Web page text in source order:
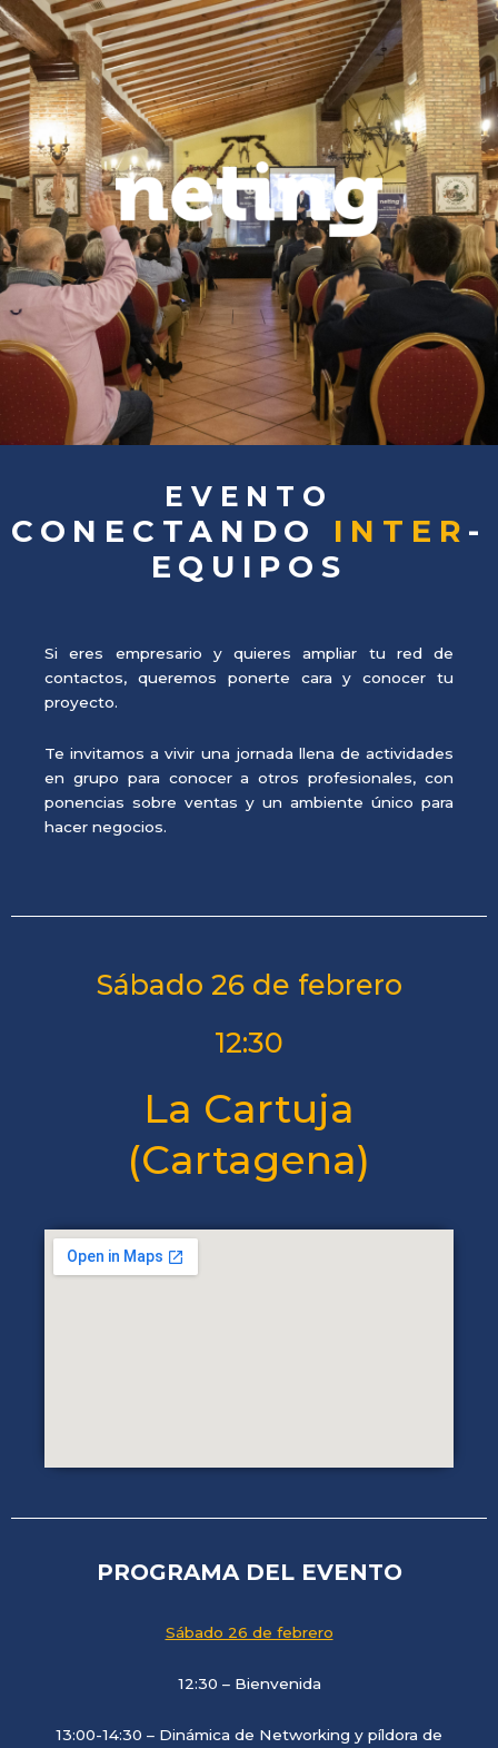
EVENTO
CONECTANDO INTER -
EQUIPOS
Si eres empresario y quieres ampliar tu red de
contactos, queremos ponerte cara y conocer tu
proyecto.
Te invitamos a vivir una jornada llena de actividades
en grupo para conocer a otros profesionales, con
ponencias sobre ventas y un ambiente único para
hacer negocios.
Sábado 26 de febrero
12:30
La Cartuja
(Cartagena)
PROGRAMA DEL EVENTO
Sábado 26 de febrero
12:30 – Bienvenida
13:00-14:30 – Dinámica de Networking y píldora de